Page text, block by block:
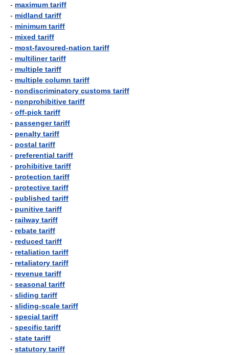
- maximum tariff
- midland tariff
- minimum tariff
- mixed tariff
- most-favoured-nation tariff
- multiliner tariff
- multiple tariff
- multiple column tariff
- nondiscriminatory customs tariff
- nonprohibitive tariff
- off-pick tariff
- passenger tariff
- penalty tariff
- postal tariff
- preferential tariff
- prohibitive tariff
- protection tariff
- protective tariff
- published tariff
- punitive tariff
- railway tariff
- rebate tariff
- reduced tariff
- retaliation tariff
- retaliatory tariff
- revenue tariff
- seasonal tariff
- sliding tariff
- sliding-scale tariff
- special tariff
- specific tariff
- state tariff
- statutory tariff